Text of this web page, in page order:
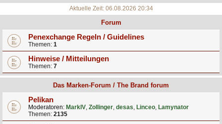
Aktuelle Zeit: 06.08.2026 20:34
Forum
Penexchange Regeln / Guidelines
Themen: 1
Hinweise / Mitteilungen
Themen: 7
Das Marken-Forum / The Brand forum
Pelikan
Moderatoren: MarkIV, Zollinger, desas, Linceo, Lamynator
Themen: 2135